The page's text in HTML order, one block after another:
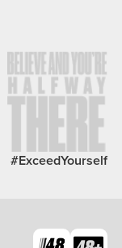
#ExceedYourself